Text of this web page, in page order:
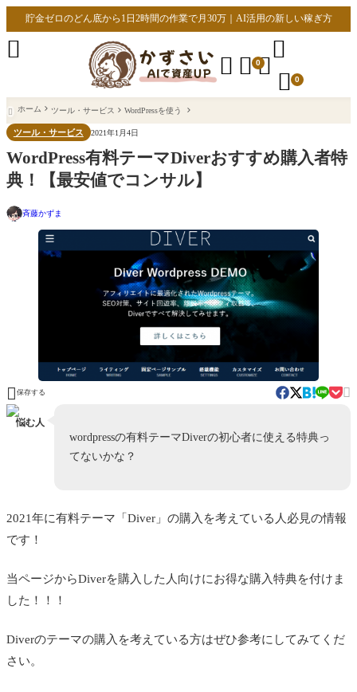
貯金ゼロのどん底から1日2時間の作業で月30万｜AI活用の新しい稼ぎ方
  0

 0

 ホーム ツール・サービス WordPressを使う
ツール・サービス 2021年1月4日
WordPress有料テーマDiverおすすめ購入者特
典！【最安値でコンサル】
斉藤かずま
 保存する 
悩む人
wordpressの有料テーマDiverの初心者に使える特典っ
てないかな？
2021年に有料テーマ「Diver」の購入を考えている人必見の情報
です！
当ページからDiverを購入した人向けにお得な購入特典を付けま
した！！！
Diverのテーマの購入を考えている方はぜひ参考にしてみてくだ
さい。